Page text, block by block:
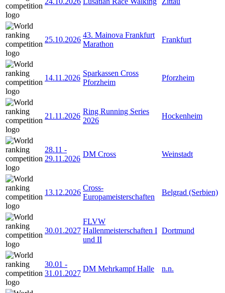
25.10.2026
43. Mainova Frankfurt
Marathon
Frankfurt
14.11.2026
Sparkassen Cross
Pforzheim
Pforzheim
21.11.2026
Ring Running Series
2026
Hockenheim
28.11 -
29.11.2026
DM Cross Weinstadt
13.12.2026
Cross-
Europameisterschaften
Belgrad (Serbien)
30.01.2027
FLVW
Hallenmeisterschaften I
und II
Dortmund
30.01 -
31.01.2027
DM Mehrkampf Halle n.n.